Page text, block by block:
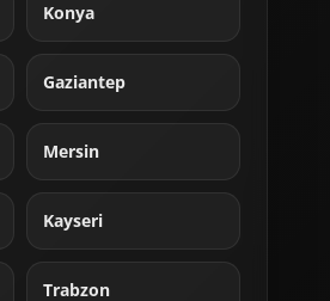
Konya
Gaziantep
Mersin
Kayseri
Trabzon